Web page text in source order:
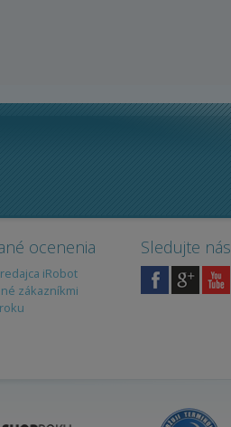
ocenenia
iRobot
zákazníkmi
Sledujte nás